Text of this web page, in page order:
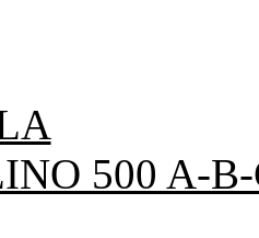
500 A-